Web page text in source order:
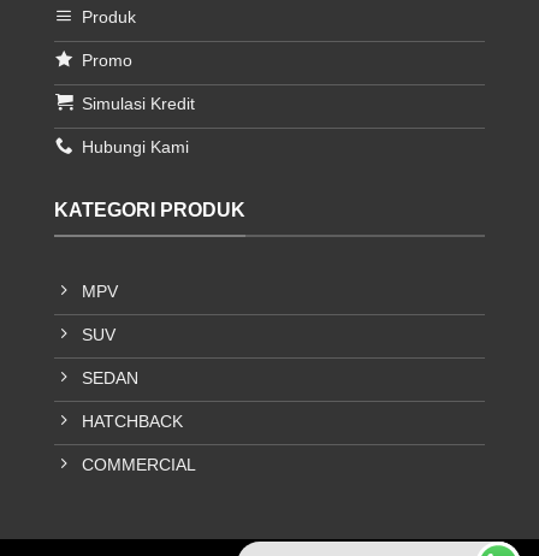
Produk
Promo
Simulasi Kredit
Hubungi Kami
KATEGORI PRODUK
MPV
SUV
SEDAN
HATCHBACK
COMMERCIAL